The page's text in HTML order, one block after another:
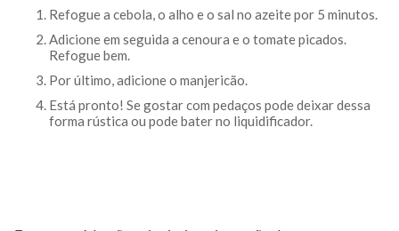
Refogue a cebola, o alho e o sal no azeite por 5 minutos.
Adicione em seguida a cenoura e o tomate picados.
Refogue bem.
Por último, adicione o manjericão.
Está pronto! Se gostar com pedaços pode deixar dessa
forma rústica ou pode bater no liquidificador.